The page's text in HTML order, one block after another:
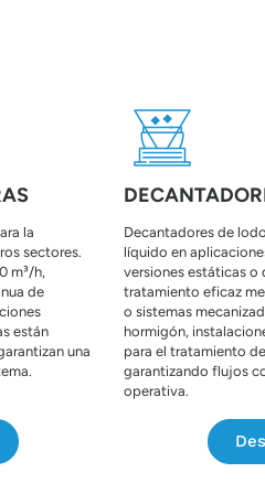
la
sectores.
m³/h,
de
están
una
Decantadores de
líquido en
versiones estáticas o
tratamiento eficaz
o sistemas
hormigón,
para el tratamiento
garantizando flujos
operativa.